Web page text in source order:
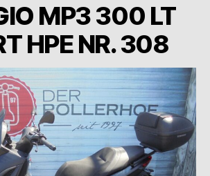
MP3 300 LT
HPE NR. 308